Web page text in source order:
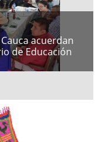
acuerdan
de Educación